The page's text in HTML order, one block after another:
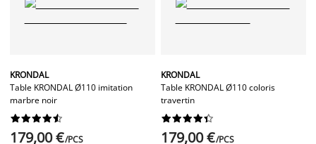
KRONDAL
Table KRONDAL Ø110 imitation
marbre noir






179,00 €/PCS
KRONDAL
Table KRONDAL Ø110 coloris
travertin






179,00 €/PCS